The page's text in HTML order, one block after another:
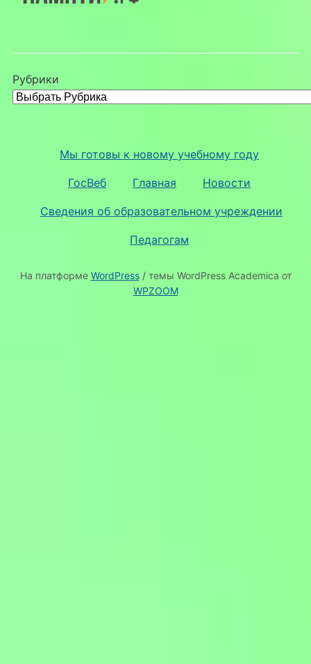
Рубрики
Мы готовы к новому учебному году
ГосВеб Главная Новости
Сведения об образовательном учреждении
Педагогам
На платформе WordPress/ темы WordPress Academica от
WPZOOM